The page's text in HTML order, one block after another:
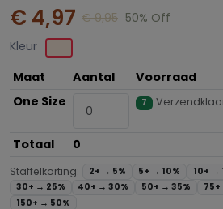
€ 4,97 € 9,95 50% Off
Kleur
Maat
Aantal
Voorraad
One Size
7
Totaal 0
Staffelkorting: 2+ → 5% 5+ → 10% 10+ →
30+ → 25% 40+ →30% 50+ →35%
150+ → 50%